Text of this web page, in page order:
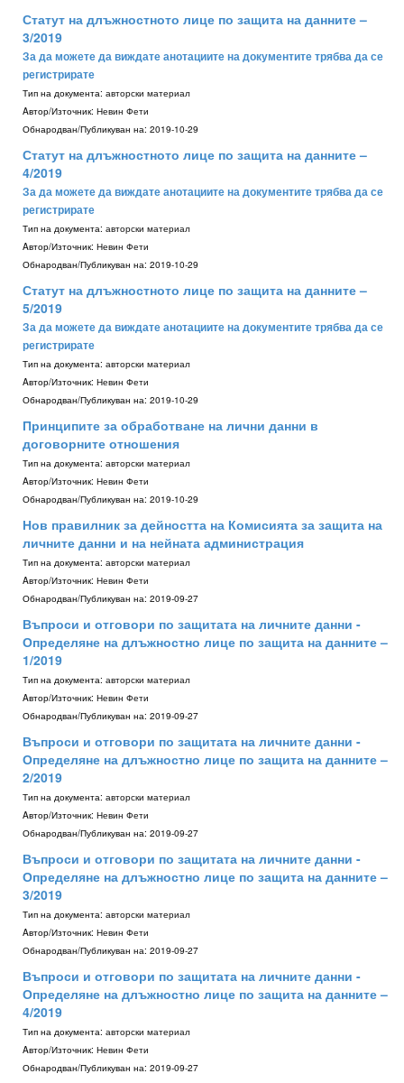
Статут на длъжностното лице по защита на данните –
3/2019
За да можете да виждате анотациите на документите трябва да се
регистрирате
Тип на документа: авторски материал
Aвтор/Източник: Невин Фети
Обнародван/Публикуван на: 2019-10-29
Статут на длъжностното лице по защита на данните –
4/2019
За да можете да виждате анотациите на документите трябва да се
регистрирате
Тип на документа: авторски материал
Aвтор/Източник: Невин Фети
Обнародван/Публикуван на: 2019-10-29
Статут на длъжностното лице по защита на данните –
5/2019
За да можете да виждате анотациите на документите трябва да се
регистрирате
Тип на документа: авторски материал
Aвтор/Източник: Невин Фети
Обнародван/Публикуван на: 2019-10-29
Принципите за обработване на лични данни в
договорните отношения
Тип на документа: авторски материал
Aвтор/Източник: Невин Фети
Обнародван/Публикуван на: 2019-10-29
Нов правилник за дейността на Комисията за защита на
личните данни и на нейната администрация
Тип на документа: авторски материал
Aвтор/Източник: Невин Фети
Обнародван/Публикуван на: 2019-09-27
Въпроси и отговори по защитата на личните данни -
Определяне на длъжностно лице по защита на данните –
1/2019
Тип на документа: авторски материал
Aвтор/Източник: Невин Фети
Обнародван/Публикуван на: 2019-09-27
Въпроси и отговори по защитата на личните данни -
Определяне на длъжностно лице по защита на данните –
2/2019
Тип на документа: авторски материал
Aвтор/Източник: Невин Фети
Обнародван/Публикуван на: 2019-09-27
Въпроси и отговори по защитата на личните данни -
Определяне на длъжностно лице по защита на данните –
3/2019
Тип на документа: авторски материал
Aвтор/Източник: Невин Фети
Обнародван/Публикуван на: 2019-09-27
Въпроси и отговори по защитата на личните данни -
Определяне на длъжностно лице по защита на данните –
4/2019
Тип на документа: авторски материал
Aвтор/Източник: Невин Фети
Обнародван/Публикуван на: 2019-09-27